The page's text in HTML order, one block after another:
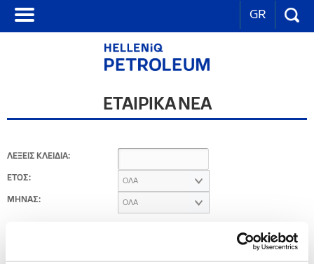
GR
ΕΤΑΙΡΙΚΑ ΝΕΑ
ΛΕΞΕΙΣ ΚΛΕΙΔΙΑ:
ΕΤΟΣ: ΟΛΑ
ΜΗΝΑΣ: ΟΛΑ